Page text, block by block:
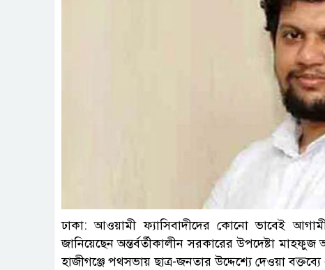
ঢাকা: আওয়ামী ফ্যাসিবাদীদের কোনো ভাবেই
জানিয়েছেন অন্তর্বর্তীকালীন সরকারের উপদেষ্টা
হাজীগঞ্জে পথসভায় ছাত্র-জনতার উদ্দেশ্যে দেওয়া